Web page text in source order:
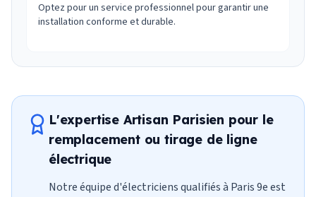
Optez pour un service professionnel pour garantir une
installation conforme et durable.
L'expertise Artisan Parisien pour le
remplacement ou tirage de ligne
électrique
Notre équipe d'électriciens qualifiés à Paris 9e est